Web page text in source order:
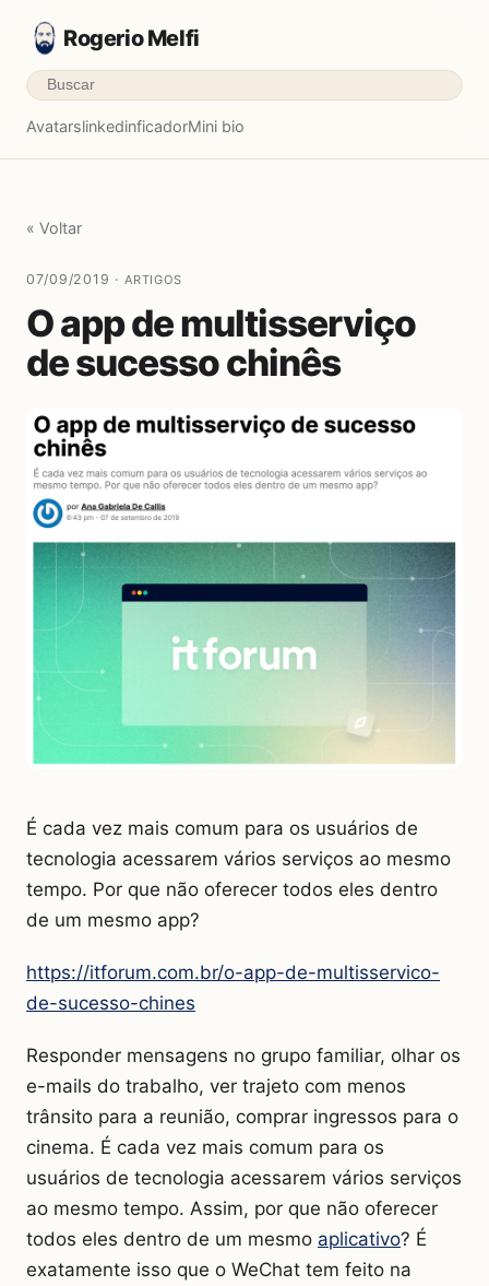
Rogerio Melfi
AvatarslinkedinficadorMini bio
« Voltar
07/09/2019 · ARTIGOS
O app de multisserviço
de sucesso chinês
É cada vez mais comum para os usuários de
tecnologia acessarem vários serviços ao mesmo
tempo. Por que não oferecer todos eles dentro
de um mesmo app?
https://itforum.com.br/o-app-de-multisservico-
de-sucesso-chines
Responder mensagens no grupo familiar, olhar os
e-mails do trabalho, ver trajeto com menos
trânsito para a reunião, comprar ingressos para o
cinema. É cada vez mais comum para os
usuários de tecnologia acessarem vários serviços
ao mesmo tempo. Assim, por que não oferecer
todos eles dentro de um mesmo aplicativo? É
exatamente isso que o WeChat tem feito na